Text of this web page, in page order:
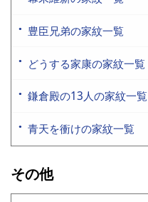
豊臣兄弟の家紋一覧
どうする家康の家紋一覧
鎌倉殿の13人の家紋一覧
青天を衝けの家紋一覧
その他